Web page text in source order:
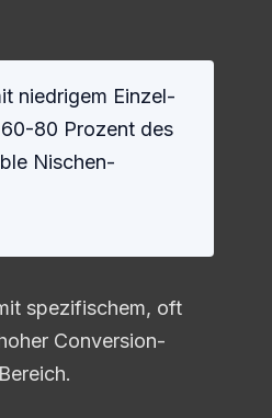
niedrigem Einzel-
80 Prozent des
Nischen-
spezifischem, oft
Conversion-